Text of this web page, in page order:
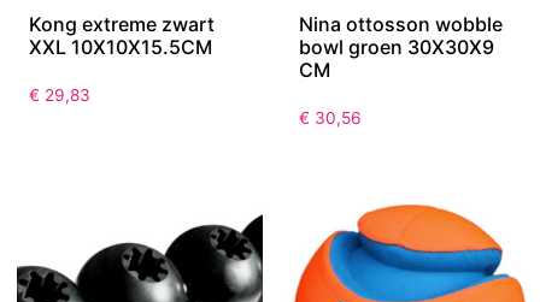
Kong extreme zwart
XXL 10X10X15.5CM
€ 29,83
Nina ottosson wobble
bowl groen 30X30X9
CM
€ 30,56